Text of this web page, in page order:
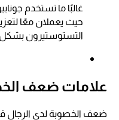
حيث يعملان معًا
التستوستيرون
علامات ضعف
ضعف الخصوبة لدى الرجال